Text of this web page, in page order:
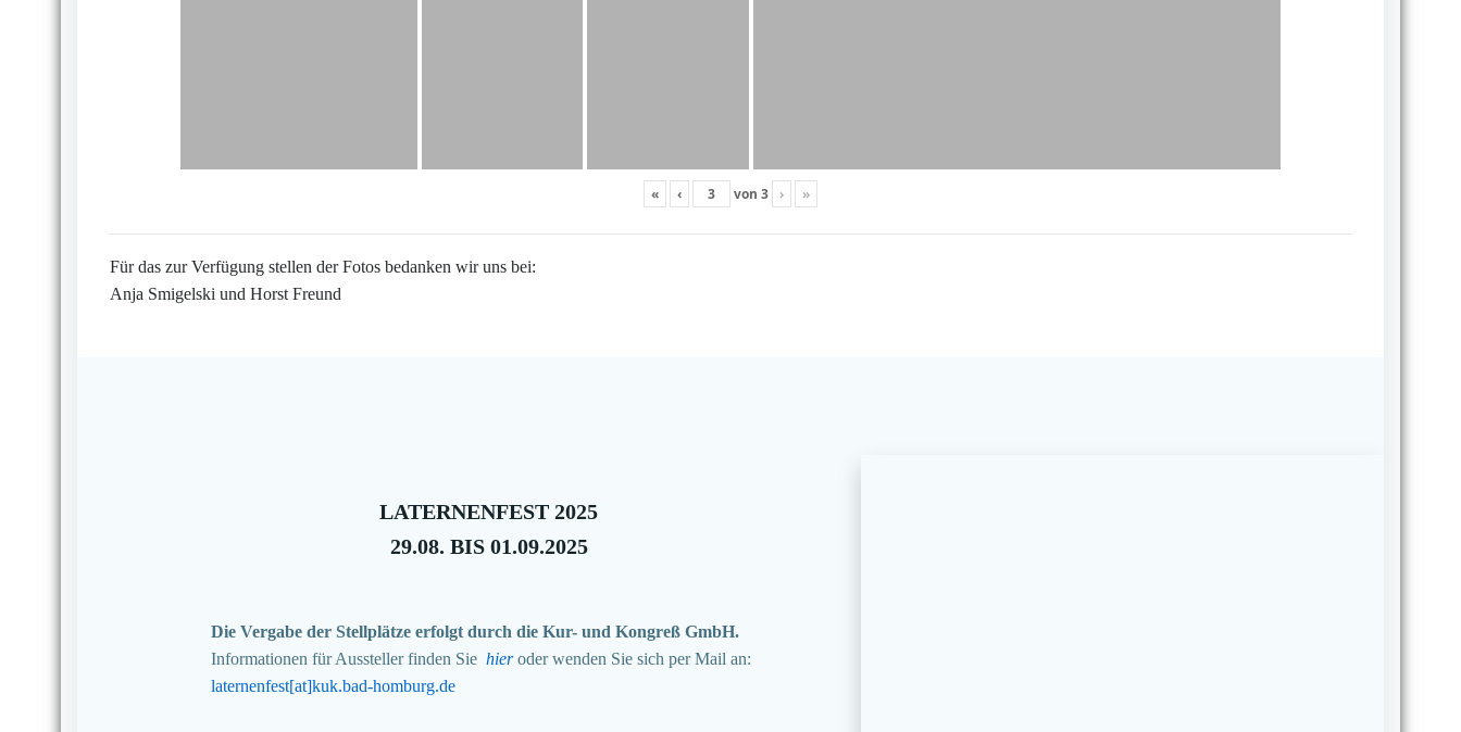
« ‹ von 3 › »
Für das zur Verfügung stellen der Fotos bedanken wir uns bei:
Anja Smigelski und Horst Freund
LATERNENFEST 2025
29.08. BIS 01.09.2025
Die Vergabe der Stellplätze erfolgt durch die Kur- und Kongreß GmbH.
Informationen für Aussteller finden Sie hieroder wenden Sie sich per Mail an:
laternenfest[at]kuk.bad-homburg.de